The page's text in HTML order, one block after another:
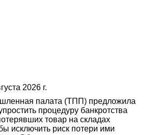
2026 г.
палата (ТПП) предложила
процедуру банкротства
товар на складах
исключить риск потери ими